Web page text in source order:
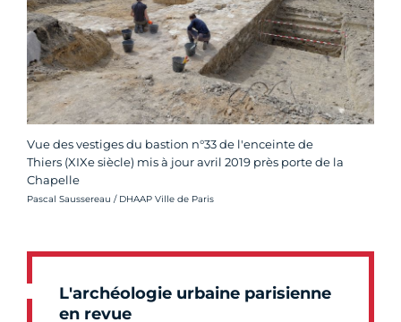
Vue des vestiges du bastion n°33 de l'enceinte de
Thiers (XIXe siècle) mis à jour avril 2019 près porte de la
Chapelle
Crédit photo :
Pascal Saussereau / DHAAP Ville de Paris
L'archéologie urbaine parisienne
en revue